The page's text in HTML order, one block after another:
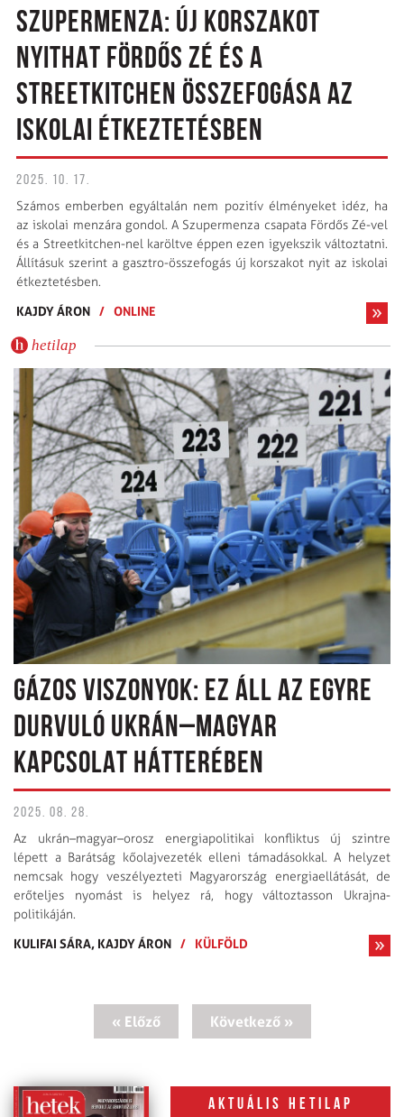
SZUPERMENZA: ÚJ KORSZAKOT
NYITHAT FÖRDŐS ZÉ ÉS A
STREETKITCHEN ÖSSZEFOGÁSA AZ
ISKOLAI ÉTKEZTETÉSBEN
2025. 10. 17.
Számos emberben egyáltalán nem pozitív élményeket idéz, ha
az iskolai menzára gondol. A Szupermenza csapata Fördős Zé-vel
és a Streetkitchen-nel karöltve éppen ezen igyekszik változtatni.
Állításuk szerint a gasztro-összefogás új korszakot nyit az iskolai
étkeztetésben.
KAJDY ÁRON / ONLINE
hetilap
GÁZOS VISZONYOK: EZ ÁLL AZ EGYRE
DURVULÓ UKRÁN–MAGYAR
KAPCSOLAT HÁTTERÉBEN
2025. 08. 28.
Az ukrán–magyar–orosz energiapolitikai konfliktus új szintre
lépett a Barátság kőolajvezeték elleni támadásokkal. A helyzet
nemcsak hogy veszélyezteti Magyarország energiaellátását, de
erőteljes nyomást is helyez rá, hogy változtasson Ukrajna-
politikáján.
KULIFAI SÁRA, KAJDY ÁRON / KÜLFÖLD
« Előző Következő »
Aktuális hetilap